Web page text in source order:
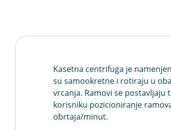
Kasetna centrifuga je
su samookretne i rotiraju u
vrcanja. Ramovi se
korisniku pozicioniranje
obrtaja/minut.